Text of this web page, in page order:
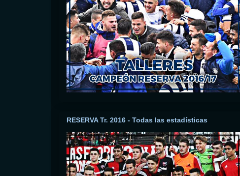
RESERVA Tr. 2016 - Todas las estadísticas